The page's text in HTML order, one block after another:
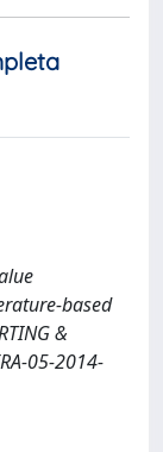
based
&
05-2014-